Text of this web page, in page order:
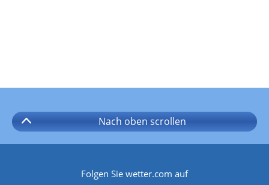
Nach oben scrollen
Folgen Sie wetter.com auf